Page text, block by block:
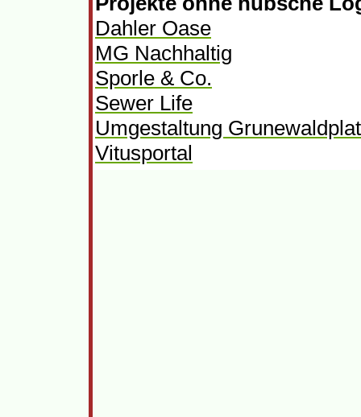
Dahler Oase
MG Nachhaltig
Sporle & Co.
Sewer Life
Umgestaltung
Vitusportal